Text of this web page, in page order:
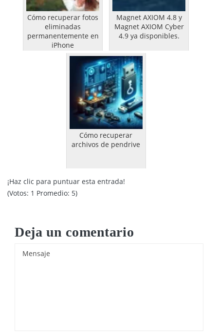
Cómo recuperar fotos
eliminadas
permanentemente en
iPhone
Magnet AXIOM 4.8 y
Magnet AXIOM Cyber
4.9 ya disponibles.
Cómo recuperar
archivos de pendrive
¡Haz clic para puntuar esta entrada!
(Votos: 1 Promedio: 5)
Deja un comentario